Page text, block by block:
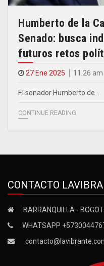
Humberto de la
Senado: busca
futuros retos
27 Ene 2025 11.26 am
El senador Humberto de…
CONTINUE READING
CONTACTO
BARRANQUILLA -
WHATSAPP